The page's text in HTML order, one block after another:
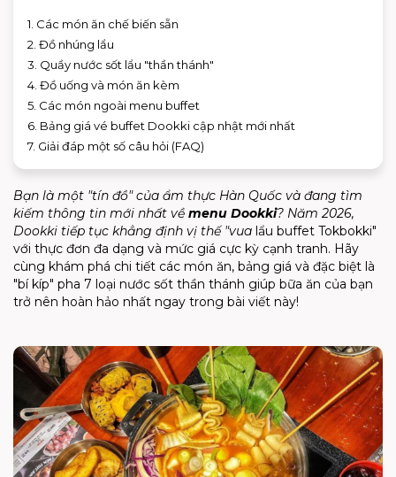
1. Các món ăn chế biến sẵn
2. Đồ nhúng lẩu
3. Quầy nước sốt lẩu "thần thánh"
4. Đồ uống và món ăn kèm
5. Các món ngoài menu buffet
6. Bảng giá vé buffet Dookki cập nhật mới nhất
7. Giải đáp một số câu hỏi (FAQ)
Bạn là một "tín đồ" của ẩm thực Hàn Quốc và đang tìm
kiếm thông tin mới nhất về menu Dookki? Năm 2026,
Dookki tiếp tục khẳng định vị thế "vua lẩu buffet Tokbokki"
với thực đơn đa dạng và mức giá cực kỳ cạnh tranh. Hãy
cùng khám phá chi tiết các món ăn, bảng giá và đặc biệt là
"bí kíp" pha 7 loại nước sốt thần thánh giúp bữa ăn của bạn
trở nên hoàn hảo nhất ngay trong bài viết này!